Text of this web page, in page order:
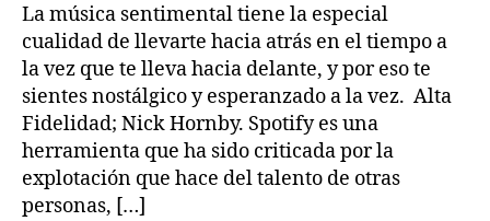
La música sentimental tiene la especial
cualidad de llevarte hacia atrás en el tiempo a
la vez que te lleva hacia delante, y por eso te
sientes nostálgico y esperanzado a la vez. Alta
Fidelidad; Nick Hornby. Spotify es una
herramienta que ha sido criticada por la
explotación que hace del talento de otras
personas, […]